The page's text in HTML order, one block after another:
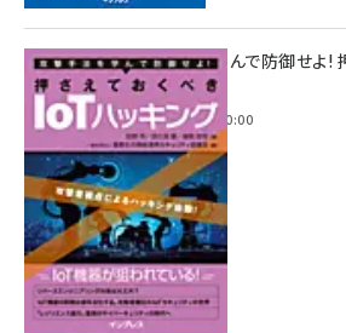
攻撃手法を学んで防御せよ!
ハッキング
2022年6月14日 0:00